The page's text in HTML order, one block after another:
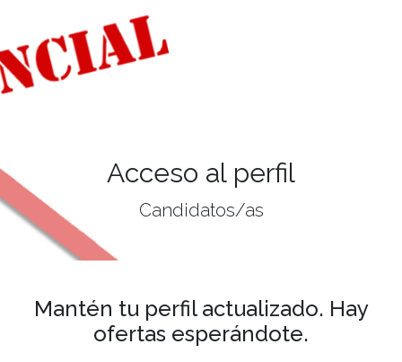
Acceso al perfil
Candidatos/as
Mantén tu perfil actualizado. Hay
ofertas esperándote.